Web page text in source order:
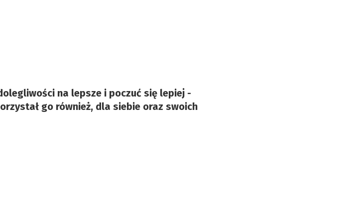
na lepsze i poczuć się lepiej -
go również, dla siebie oraz swoich